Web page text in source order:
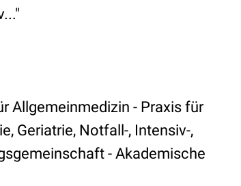
Allgemeinmedizin - Praxis für
Geriatrie, Notfall-, Intensiv-,
- Akademische